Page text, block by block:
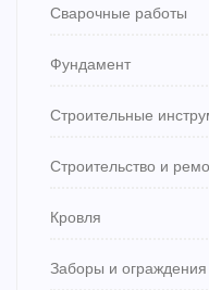
Сварочные работы
Фундамент
Строительные
Строительство и
Кровля
Заборы и ограждения